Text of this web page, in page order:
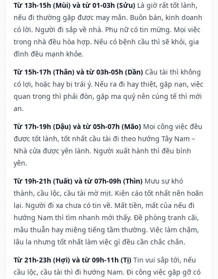
Từ 13h-15h (Mùi) và từ 01-03h (Sửu) Là giờ rất tốt lành,
nếu đi thường gặp được may mắn. Buôn bán, kinh doanh
có lời. Người đi sắp về nhà. Phụ nữ có tin mừng. Mọi việc
trong nhà đều hòa hợp. Nếu có bệnh cầu thì sẽ khỏi, gia
đình đều mạnh khỏe.
Từ 15h-17h (Thân) và từ 03h-05h (Dần) Cầu tài thì không
có lợi, hoặc hay bị trái ý. Nếu ra đi hay thiệt, gặp nạn, việc
quan trọng thì phải đòn, gặp ma quỷ nên cúng tế thì mới
an.
Từ 17h-19h (Dậu) và từ 05h-07h (Mão) Mọi công việc đều
được tốt lành, tốt nhất cầu tài đi theo hướng Tây Nam –
Nhà cửa được yên lành. Người xuất hành thì đều bình
yên.
Từ 19h-21h (Tuất) và từ 07h-09h (Thìn) Mưu sự khó
thành, cầu lộc, cầu tài mờ mịt. Kiện cáo tốt nhất nên hoãn
lại. Người đi xa chưa có tin về. Mất tiền, mất của nếu đi
hướng Nam thì tìm nhanh mới thấy. Đề phòng tranh cãi,
mâu thuẫn hay miệng tiếng tầm thường. Việc làm chậm,
lâu la nhưng tốt nhất làm việc gì đều cần chắc chắn.
Từ 21h-23h (Hợi) và từ 09h-11h (Tị) Tin vui sắp tới, nếu
cầu lộc, cầu tài thì đi hướng Nam. Đi công việc gặp gỡ có